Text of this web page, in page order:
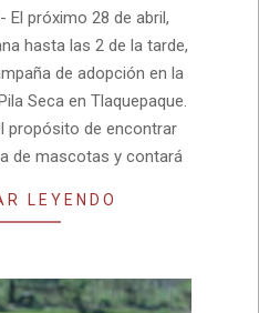
El próximo 28 de abril,
hasta las 2 de la tarde,
de adopción en la
Seca en Tlaquepaque.
propósito de encontrar
de mascotas y contará
LEYENDO